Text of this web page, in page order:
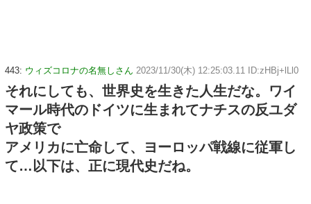
443: ウィズコロナの名無しさん 2023/11/30(木) 12:25:03.11 ID:zHBj+lLl0
それにしても、世界史を生きた人生だな。ワイ
マール時代のドイツに生まれてナチスの反ユダ
ヤ政策で
アメリカに亡命して、ヨーロッパ戦線に従軍し
て…以下は、正に現代史だね。